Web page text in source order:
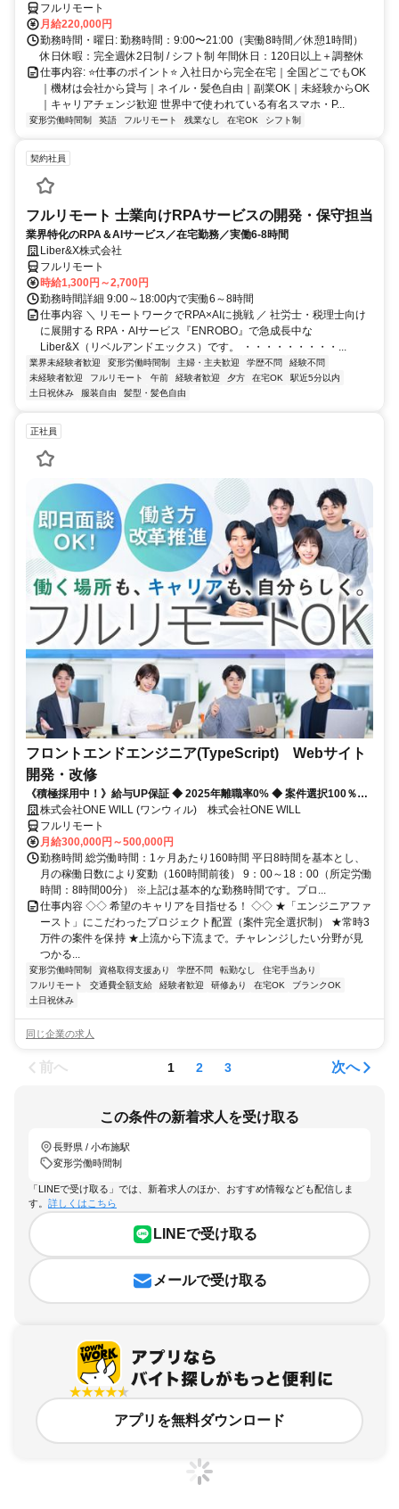
フルリモート
月給220,000円
勤務時間・曜日: 勤務時間：9:00〜21:00（実働8時間／休憩1時間）
休日休暇：完全週休2日制 / シフト制 年間休日：120日以上＋調整休
仕事内容: ⭐️仕事のポイント⭐️ 入社日から完全在宅｜全国どこでもOK
｜機材は会社から貸与｜ネイル・髪色自由｜副業OK｜未経験からOK
｜キャリアチェンジ歓迎 世界中で使われている有名スマホ・P...
変形労働時間制 英語 フルリモート 残業なし 在宅OK シフト制
契約社員
フルリモート 士業向けRPAサービスの開発・保守担当
業界特化のRPA＆AIサービス／在宅勤務／実働6-8時間
Liber&X株式会社
フルリモート
時給1,300円～2,700円
勤務時間詳細 9:00～18:00内で実働6～8時間
仕事内容 ＼ リモートワークでRPA×AIに挑戦 ／ 社労士・税理士向け
に展開する RPA・AIサービス『ENROBO』で急成長中な
Liber&X（リベルアンドエックス）です。 ・・・・・・・・・...
業界未経験者歓迎 変形労働時間制 主婦・主夫歓迎 学歴不問
経験不問
未経験者歓迎
フルリモート 午前 経験者歓迎 夕方 在宅OK
駅近5分以内
土日祝休み
服装自由 髪型・髪色自由
正社員
フロントエンドエンジニア(TypeScript) Webサイト
開発・改修
《積極採用中！》給与UP保証 ◆ 2025年離職率0% ◆ 案件選択100％！
◆ 平均残業7時間！
株式会社ONE WILL (ワンウィル) 株式会社ONE WILL
フルリモート
月給300,000円～500,000円
勤務時間 総労働時間：1ヶ月あたり160時間 平日8時間を基本とし、
月の稼働日数により変動（160時間前後） 9：00～18：00（所定労働
時間：8時間00分） ※上記は基本的な勤務時間です。プロ...
仕事内容 ◇◇ 希望のキャリアを目指せる！ ◇◇ ★「エンジニアファ
ースト」にこだわったプロジェクト配置（案件完全選択制） ★常時3
万件の案件を保持 ★上流から下流まで。チャレンジしたい分野が見
つかる...
変形労働時間制 資格取得支援あり 学歴不問 転勤なし
住宅手当あり
フルリモート
交通費全額支給 経験者歓迎 研修あり 在宅OK
ブランクOK
土日祝休み
同じ企業の求人
前へ 1 2 3 次へ
この条件の新着求人を受け取る
長野県 / 小布施駅
変形労働時間制
「LINEで受け取る」では、新着求人のほか、おすすめ情報なども配信しま
す。 詳しくはこちら
LINEで受け取る
メールで受け取る
アプリを無料ダウンロード